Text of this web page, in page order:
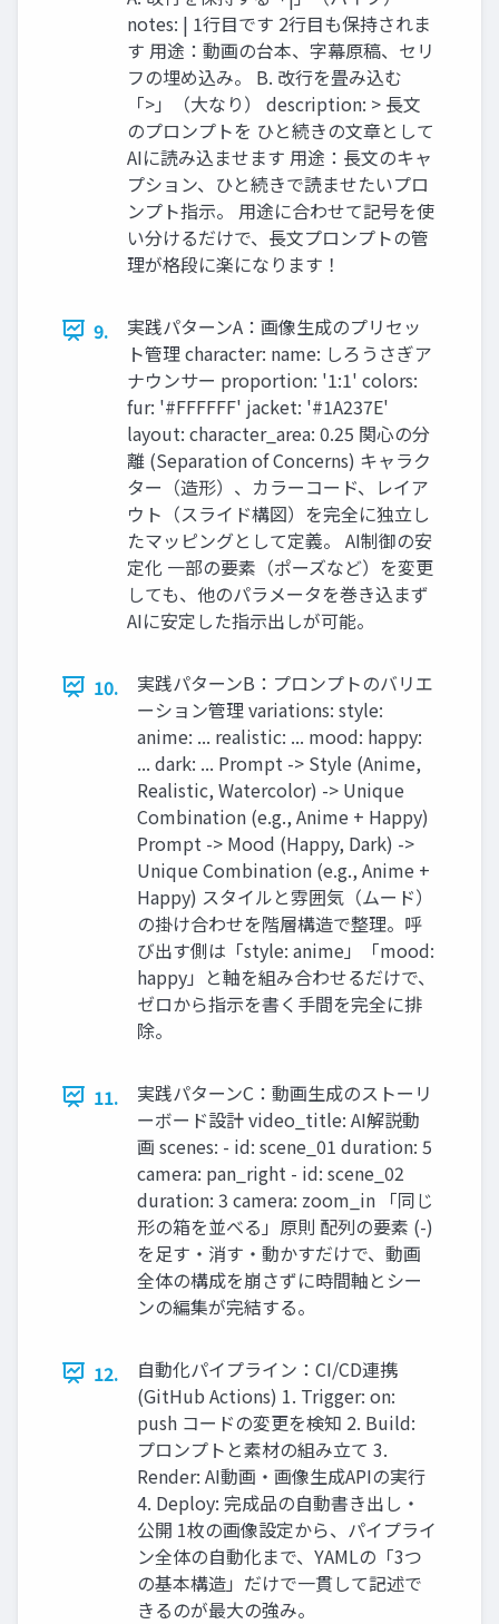
notes: | 1行目です 2行目も保持されま
す 用途：動画の台本、字幕原稿、セリ
フの埋め込み。 B. 改行を畳み込む
「>」（大なり） description: > 長文
のプロンプトを ひと続きの文章として
AIに読み込ませます 用途：長文のキャ
プション、ひと続きで読ませたいプロ
ンプト指示。 用途に合わせて記号を使
い分けるだけで、長文プロンプトの管
理が格段に楽になります！
9.
実践パターンA：画像生成のプリセッ
ト管理 character: name: しろうさぎア
ナウンサー proportion: '1:1' colors:
fur: '#FFFFFF' jacket: '#1A237E'
layout: character_area: 0.25 関心の分
離 (Separation of Concerns) キャラク
ター（造形）、カラーコード、レイア
ウト（スライド構図）を完全に独立し
たマッピングとして定義。 AI制御の安
定化 一部の要素（ポーズなど）を変更
しても、他のパラメータを巻き込まず
AIに安定した指示出しが可能。
10.
実践パターンB：プロンプトのバリエ
ーション管理 variations: style:
anime: ... realistic: ... mood: happy:
... dark: ... Prompt -> Style (Anime,
Realistic, Watercolor) -> Unique
Combination (e.g., Anime + Happy)
Prompt -> Mood (Happy, Dark) ->
Unique Combination (e.g., Anime +
Happy) スタイルと雰囲気（ムード）
の掛け合わせを階層構造で整理。呼
び出す側は「style: anime」「mood:
happy」と軸を組み合わせるだけで、
ゼロから指示を書く手間を完全に排
除。
11.
実践パターンC：動画生成のストーリ
ーボード設計 video_title: AI解説動
画 scenes: - id: scene_01 duration: 5
camera: pan_right - id: scene_02
duration: 3 camera: zoom_in 「同じ
形の箱を並べる」原則 配列の要素 (-)
を足す・消す・動かすだけで、動画
全体の構成を崩さずに時間軸とシー
ンの編集が完結する。
12.
自動化パイプライン：CI/CD連携
(GitHub Actions) 1. Trigger: on:
push コードの変更を検知 2. Build:
プロンプトと素材の組み立て 3.
Render: AI動画・画像生成APIの実行
4. Deploy: 完成品の自動書き出し・
公開 1枚の画像設定から、パイプライ
ン全体の自動化まで、YAMLの「3つ
の基本構造」だけで一貫して記述で
きるのが最大の強み。